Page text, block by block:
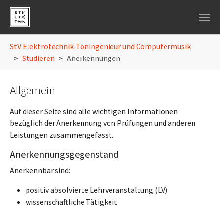
StV Elektrotechnik-Toningenieur und Computermusik
Studieren
Anerkennungen
Allgemein
Auf dieser Seite sind alle wichtigen Informationen
bezüglich der Anerkennung von Prüfungen und anderen
Leistungen zusammengefasst.
Anerkennungsgegenstand
Anerkennbar sind:
positiv absolvierte Lehrveranstaltung (LV)
wissenschaftliche Tätigkeit